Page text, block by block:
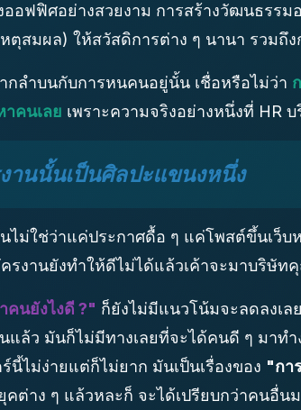
อฟฟิศอย่างสวยงาม การสร้างวัฒนธรรม
ตุสมผล) ให้สวัสดิการต่าง ๆ นานา รวมถึ
ลำบนกับการหนคนอยู่นั้น เชื่อหรือไม่ว่า
คนเลย เพราะความจริงอย่างหนึ่งที่ HR
านนั้นเป็นศิลปะแขนงหนึ่ง
ม่ใช่ว่าแค่ประกาศดื้อ ๆ แค่โพสต์ขึ้นเว็บ
งานยังทำให้ดีไม่ได้แล้วเค้าจะมาบริษัท
คนยังไงดี ?" ก็ยังไม่มีแนวโน้มจะลดลงเล
แล้ว มันก็ไม่มีทางเลยที่จะได้คนดี ๆ มาท
นี้ไม่ง่ายแต่ก็ไม่ยาก มันเป็นเรื่องของ "กา
คต่าง ๆ แล้วหละก็ จะได้เปรียบกว่าคนอื่น